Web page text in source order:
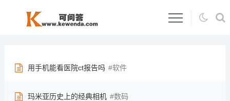
用手机能看医院ct报告吗 软件
玛米亚历史上的经典相机 数码